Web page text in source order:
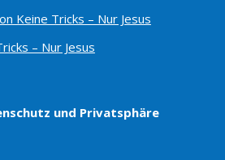
Keine Tricks – Nur Jesus
– Nur Jesus
und Privatsphäre